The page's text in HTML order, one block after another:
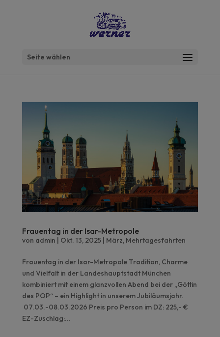
Seite wählen
Frauentag in der Isar-Metropole
von admin | Okt. 13, 2025| März, Mehrtagesfahrten
Frauentag in der Isar-Metropole Tradition, Charme
und Vielfalt in der Landeshauptstadt München
kombiniert mit einem glanzvollen Abend bei der „Göttin
des POP“ – ein Highlight in unserem Jubiläumsjahr.
07.03.-08.03.2026 Preis pro Person im DZ: 225,- €
EZ-Zuschlag:...